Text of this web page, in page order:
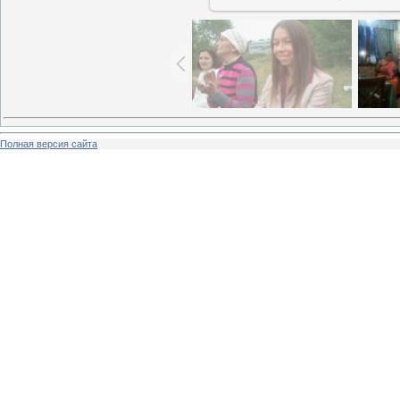
Полная версия сайта